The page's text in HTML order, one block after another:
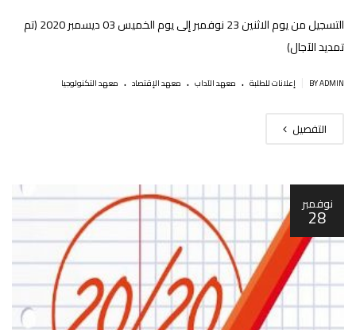
التسجيل من يوم الاثنين 23 نوفمبر إلى يوم الخميس 03 ديسمبر 2020 (تم
تمديد الآجال)
BY ADMIN إعلانات للطلبة . معهد الآداب . معهد الإقتصاد . معهد التكنولوجيا
التفصيل
نوفمبر
28